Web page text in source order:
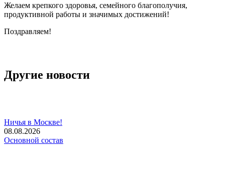
Желаем крепкого здоровья, семейного благополучия,
продуктивной работы и значимых достижений!
Поздравляем!
Другие новости
Ничья в Москве!
08.08.2026
Основной состав